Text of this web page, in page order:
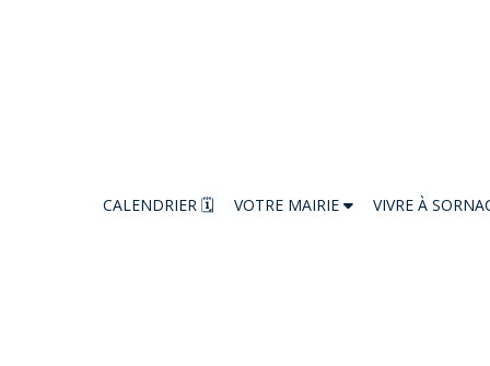
CALENDRIER 🗓 VOTRE MAIRIE VIVRE À